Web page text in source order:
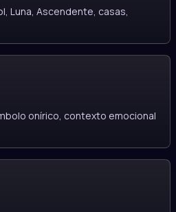
Luna, Ascendente, casas,
onírico, contexto emocional